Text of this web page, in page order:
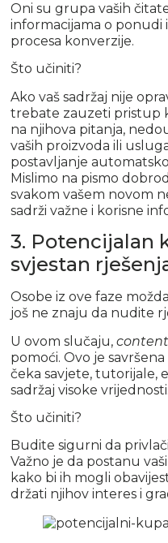
Oni su grupa vaših
informacijama o ponudi
procesa konverzije.
Što učiniti?
Ako vaš sadržaj nije
trebate zauzeti pristup
na njihova pitanja,
vaših proizvoda ili
postavljanje
Mislimo na pismo
svakom vašem novom
sadrži važne i korisne
3. Potencijalan
svjestan
Osobe iz ove faze
još ne znaju da nudite
U ovom slučaju,content
pomoći. Ovo je
čeka savjete, tutorijale,
sadržaj visoke vrijednosti.
Što učiniti?
Budite sigurni da
Važno je da postanu
kako bi ih mogli
držati njihov interes i